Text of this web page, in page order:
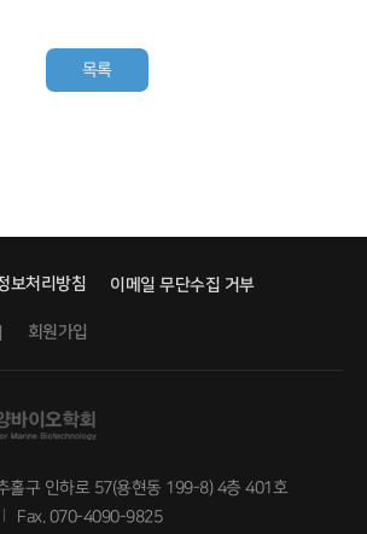
목록
보처리방침 이메일 무단수집 거부
회원가입
홀구 인하로 57(용현동 199-8) 4층 401호
Fax. 070-4090-9825